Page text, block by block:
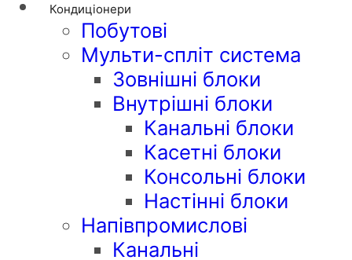
Кондиціонери
Побутові
Мульти-спліт система
Зовнішні блоки
Внутрішні блоки
Канальні блоки
Касетні блоки
Консольні блоки
Настінні блоки
Напівпромислові
Канальні